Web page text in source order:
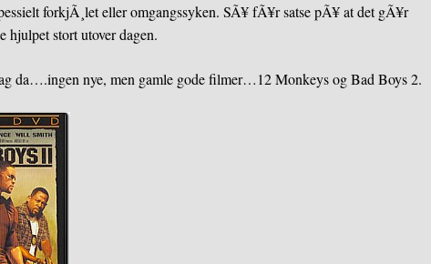
forkjÃ¸let eller omgangssyken. SÃ¥ fÃ¥r satse pÃ¥ at det gÃ¥r
hjulpet stort utover dagen.
da….ingen nye, men gamle gode filmer…12 Monkeys og Bad Boys 2.